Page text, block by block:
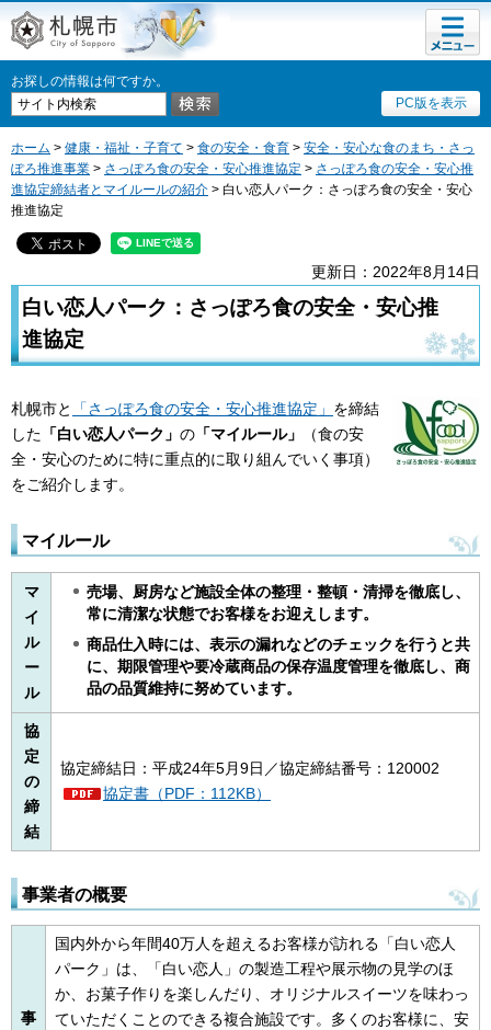
札幌市
お探しの情報は何ですか。
PC版を表示
メニュ
ー
ホーム > 健康・福祉・子育て > 食の安全・食育 > 安全・安心な食のまち・さっ
ぽろ推進事業 > さっぽろ食の安全・安心推進協定 > さっぽろ食の安全・安心推
進協定締結者とマイルールの紹介 > 白い恋人パーク：さっぽろ食の安全・安心
推進協定
更新日：2022年8月14日
白い恋人パーク：さっぽろ食の安全・安心推
進協定
札幌市と 「さっぽろ食の安全・安心推進協定」 を締結
した 「白い恋人パーク」 の 「マイルール」
（食の安
全・安心のために特に重点的に取り組んでいく事項）
をご紹介します。
マイルール
マ
イ
ル
ー
ル
売場、厨房など施設全体の整理・整頓・清掃を徹底し、
常に清潔な状態でお客様をお迎えします。
商品仕入時には、表示の漏れなどのチェックを行うと共
に、期限管理や要冷蔵商品の保存温度管理を徹底し、商
品の品質維持に努めています。
協
定
の
締
結
協定締結日：平成24年5月9日／協定締結番号：120002
協定書（PDF：112KB）
事業者の概要
事
国内外から年間40万人を超えるお客様が訪れる「白い恋人
パーク」は、「白い恋人」の製造工程や展示物の見学のほ
か、お菓子作りを楽しんだり、オリジナルスイーツを味わっ
ていただくことのできる複合施設です。多くのお客様に、安